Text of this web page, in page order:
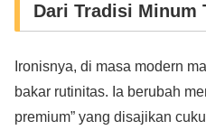
Dari Tradisi Minum
Ironisnya, di masa modern
bakar rutinitas. Ia berubah
premium” yang disajikan